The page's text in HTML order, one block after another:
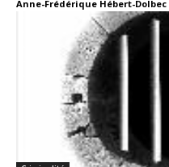
Anne-Frédérique Hébert-Dolbec